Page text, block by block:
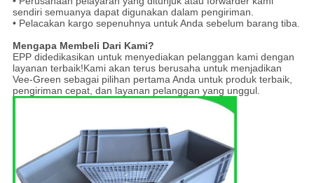
sendiri semuanya dapat digunakan dalam pengiriman.
• Pelacakan kargo sepenuhnya untuk Anda sebelum barang tiba.
Mengapa Membeli Dari Kami?
EPP didedikasikan untuk menyediakan pelanggan kami dengan
layanan terbaik!Kami akan terus berusaha untuk menjadikan
Vee-Green sebagai pilihan pertama Anda untuk produk terbaik,
pengiriman cepat, dan layanan pelanggan yang unggul.